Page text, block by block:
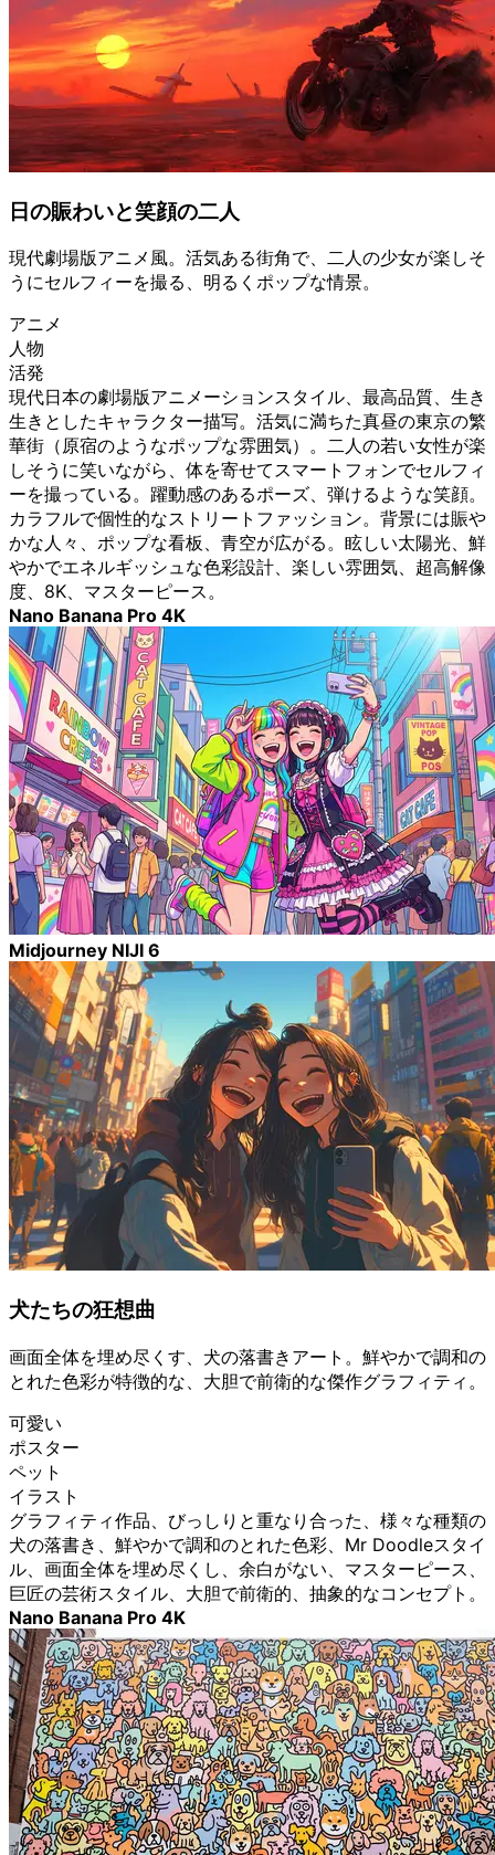
日の賑わいと笑顔の二人
現代劇場版アニメ風。活気ある街角で、二人の少女が楽しそ
うにセルフィーを撮る、明るくポップな情景。
アニメ
人物
活発
現代日本の劇場版アニメーションスタイル、最高品質、生き
生きとしたキャラクター描写。活気に満ちた真昼の東京の繁
華街（原宿のようなポップな雰囲気）。二人の若い女性が楽
しそうに笑いながら、体を寄せてスマートフォンでセルフィ
ーを撮っている。躍動感のあるポーズ、弾けるような笑顔。
カラフルで個性的なストリートファッション。背景には賑や
かな人々、ポップな看板、青空が広がる。眩しい太陽光、鮮
やかでエネルギッシュな色彩設計、楽しい雰囲気、超高解像
度、8K、マスターピース。
Nano Banana Pro 4K
Midjourney NIJI 6
犬たちの狂想曲
画面全体を埋め尽くす、犬の落書きアート。鮮やかで調和の
とれた色彩が特徴的な、大胆で前衛的な傑作グラフィティ。
可愛い
ポスター
ペット
イラスト
グラフィティ作品、びっしりと重なり合った、様々な種類の
犬の落書き、鮮やかで調和のとれた色彩、Mr Doodleスタイ
ル、画面全体を埋め尽くし、余白がない、マスターピース、
巨匠の芸術スタイル、大胆で前衛的、抽象的なコンセプト。
Nano Banana Pro 4K